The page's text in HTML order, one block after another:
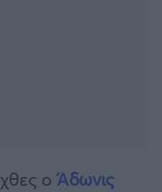
οΆδωνις